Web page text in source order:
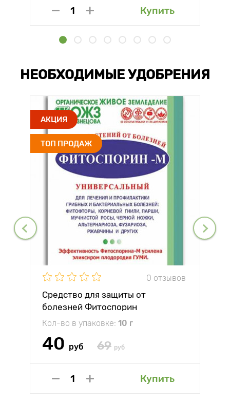
Купить
НЕОБХОДИМЫЕ УДОБРЕНИЯ
АКЦИЯ
ТОП ПРОДАЖ
0 отзывов
Средство для защиты от
болезней Фитоспорин
Кол-во в упаковке: 10 г
40 руб 69 руб
Купить